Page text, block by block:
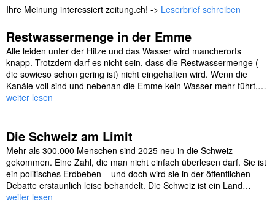
Ihre Meinung interessiert zeitung.ch! -> Leserbrief schreiben
Restwassermenge in der Emme
Alle leiden unter der Hitze und das Wasser wird mancherorts
knapp. Trotzdem darf es nicht sein, dass die Restwassermenge (
die sowieso schon gering ist) nicht eingehalten wird. Wenn die
Kanäle voll sind und nebenan die Emme kein Wasser mehr führt,…
weiter lesen
Die Schweiz am Limit
Mehr als 300.000 Menschen sind 2025 neu in die Schweiz
gekommen. Eine Zahl, die man nicht einfach überlesen darf. Sie ist
ein politisches Erdbeben – und doch wird sie in der öffentlichen
Debatte erstaunlich leise behandelt. Die Schweiz ist ein Land…
weiter lesen